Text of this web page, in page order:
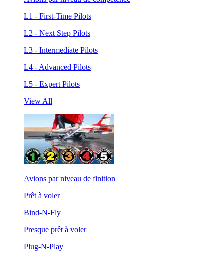
L1 - First-Time Pilots
L2 - Next Step Pilots
L3 - Intermediate Pilots
L4 - Advanced Pilots
L5 - Expert Pilots
View All
Avions par niveau de finition
Prêt à voler
Bind-N-Fly
Presque prêt à voler
Plug-N-Play